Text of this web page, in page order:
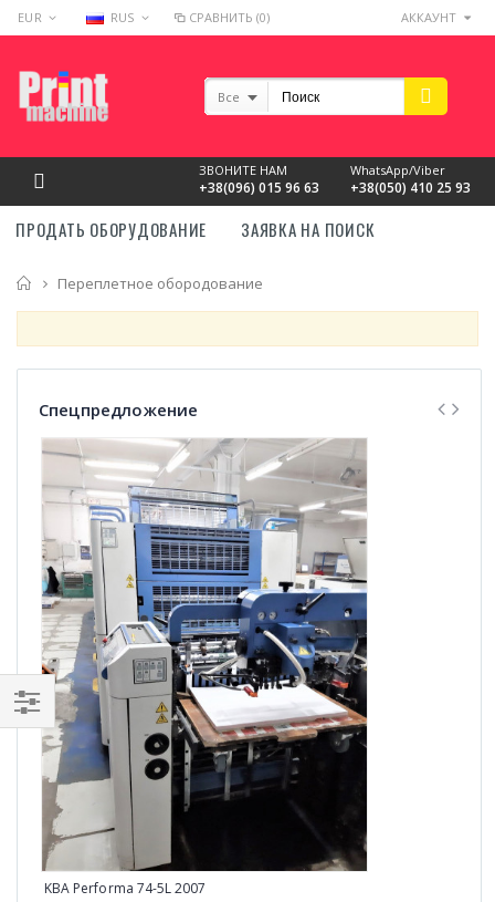
EUR RUS СРАВНИТЬ (0) АККАУНТ
ЗВОНИТЕ НАМ
+38(096) 015 96 63
WhatsApp/Viber
+38(050) 410 25 93
Все
ПРОДАТЬ ОБОРУДОВАНИЕ ЗАЯВКА НА ПОИСК
Главная
Переплетное обородование
Спецпредложение
KBA Performa 74-5L 2007